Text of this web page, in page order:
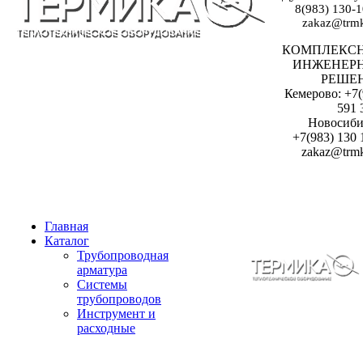
8(983) 130-
Кемерово:
591
+7(983) 130
Главная
Каталог
Трубопроводная
арматура
Системы
трубопроводов
Инструмент и
расходные